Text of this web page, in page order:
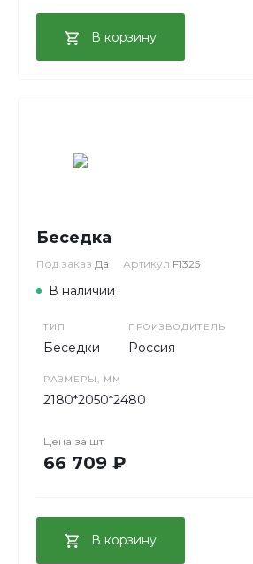
В корзину
Беседка
Под заказ Да Артикул F1325
В наличии
ТИП
Беседки
ПРОИЗВОДИТЕЛЬ
Россия
РАЗМЕРЫ, ММ
2180*2050*2480
Цена за шт
66 709 ₽
В корзину